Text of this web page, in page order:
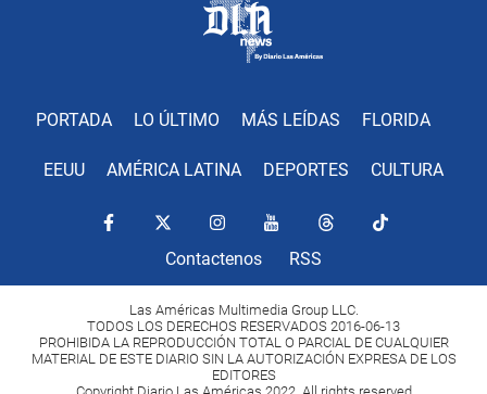
PORTADA LO ÚLTIMO MÁS LEÍDAS FLORIDA
EEUU AMÉRICA LATINA DEPORTES CULTURA
Contactenos RSS
Las Américas Multimedia Group LLC.
TODOS LOS DERECHOS RESERVADOS 2016-06-13
PROHIBIDA LA REPRODUCCIÓN TOTAL O PARCIAL DE CUALQUIER
MATERIAL DE ESTE DIARIO SIN LA AUTORIZACIÓN EXPRESA DE LOS
EDITORES